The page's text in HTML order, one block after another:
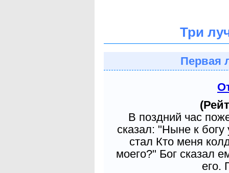
Три
Первая
В поздний час
сказал: "Ныне к
стал Кто меня
моего?" Бог сказал
его.